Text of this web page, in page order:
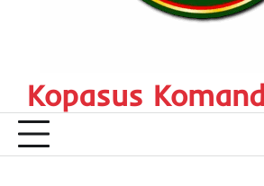
Kopasus